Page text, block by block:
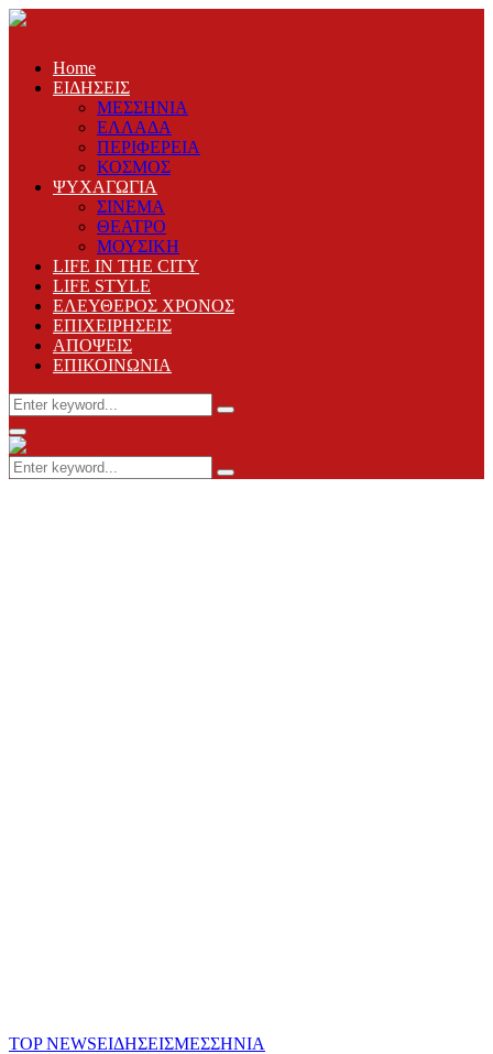
Home
ΕΙΔΗΣΕΙΣ
ΜΕΣΣΗΝΙΑ
ΕΛΛΑΔΑ
ΠΕΡΙΦΕΡΕΙΑ
ΚΟΣΜΟΣ
ΨΥΧΑΓΩΓΙΑ
ΣΙΝΕΜΑ
ΘΕΑΤΡΟ
ΜΟΥΣΙΚΗ
LIFE IN THE CITY
LIFE STYLE
ΕΛΕΥΘΕΡΟΣ ΧΡΟΝΟΣ
ΕΠΙΧΕΙΡΗΣΕΙΣ
ΑΠΟΨΕΙΣ
ΕΠΙΚΟΙΝΩΝΙΑ
Search
for:
Search
Primary
Menu
Search
for:
Search
TOP NEWSΕΙΔΗΣΕΙΣΜΕΣΣΗΝΙΑ